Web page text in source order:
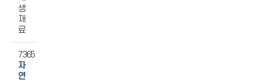
생
재
료
7365
자
연